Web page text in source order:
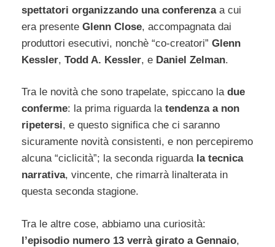
spettatori organizzando una conferenza a cui
era presente Glenn Close, accompagnata dai
produttori esecutivi, nonchè “co-creatori” Glenn
Kessler, Todd A. Kessler, e Daniel Zelman.
Tra le novità che sono trapelate, spiccano la due
conferme: la prima riguarda la tendenza a non
ripetersi, e questo significa che ci saranno
sicuramente novità consistenti, e non percepiremo
alcuna “ciclicità”; la seconda riguarda la tecnica
narrativa, vincente, che rimarrà linalterata in
questa seconda stagione.
Tra le altre cose, abbiamo una curiosità:
l’episodio numero 13 verrà girato a Gennaio,